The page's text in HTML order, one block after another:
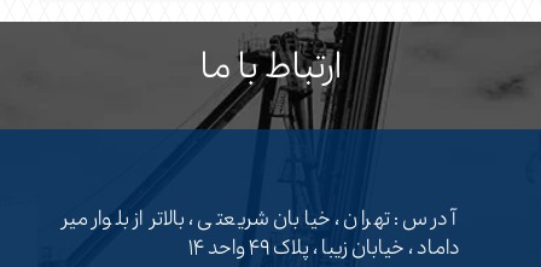
ارتباط با ما
آدرس : تهران ، خیابان شریعتی ، بالاتر از بلوار میر
داماد ، خیابان زیبا ، پلاک ۴۹ واحد ۱۴